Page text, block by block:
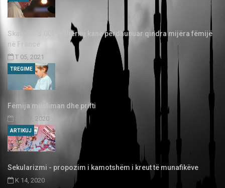
Skandal: 3.000 priftërinj kanë përdhunuar qindra mijëra fëmijë
në Francë
T 05, 2021
Fëmija musliman dhe prifti
SH 03, 2020
TREGIME
Sekularizmi - propozim i kamotshëm i kreut të munafikëve
K 14, 2020
ARTIKUJ